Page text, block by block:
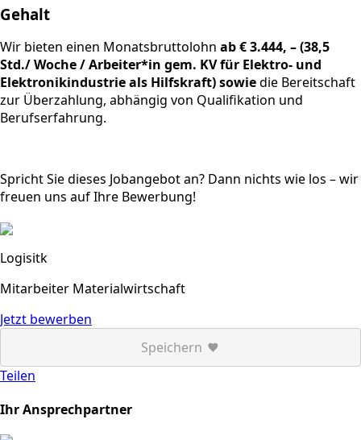
Gehalt
Wir bieten einen Monatsbruttolohn ab € 3.444, – (38,5
Std./ Woche / Arbeiter*in gem. KV für Elektro- und
Elektronikindustrie als Hilfskraft) sowiedie Bereitschaft
zur Überzahlung, abhängig von Qualifikation und
Berufserfahrung.
Spricht Sie dieses Jobangebot an? Dann nichts wie los – wir
freuen uns auf Ihre Bewerbung!
Logisitk
Mitarbeiter Materialwirtschaft
Jetzt bewerben
Speichern
Teilen
Ihr Ansprechpartner